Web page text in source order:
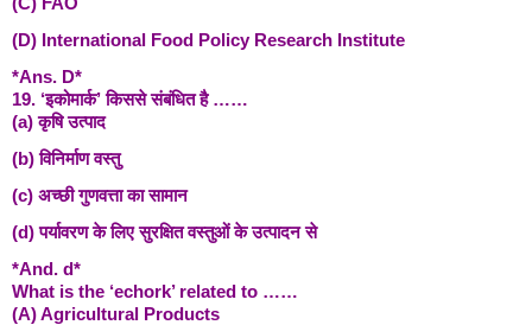
(D) International Food Policy Research Institute
*Ans. D*
19. ‘इकोमार्क’ किससे संबंधित है ……
(a) कृषि उत्पाद
(b) विनिर्माण वस्तु
(c) अच्छी गुणवत्ता का सामान
(d) पर्यावरण के लिए सुरक्षित वस्तुओं के उत्पादन से
*And. d*
What is the ‘echork’ related to ……
(A) Agricultural Products